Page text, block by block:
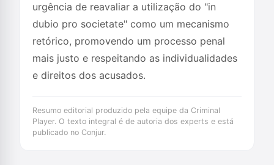
urgência de reavaliar a utilização do "in
dubio pro societate" como um mecanismo
retórico, promovendo um processo penal
mais justo e respeitando as individualidades
e direitos dos acusados.
Resumo editorial produzido pela equipe da Criminal
Player. O texto integral é de autoria dos experts e está
publicado no Conjur.